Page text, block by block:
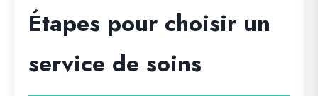
Étapes pour choisir un
service de soins